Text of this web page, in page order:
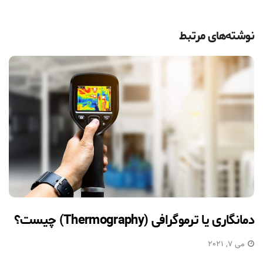
نوشته‌های مرتبط
دمانگاری یا ترموگرافی (Thermography) چیست؟
می 7, 2021